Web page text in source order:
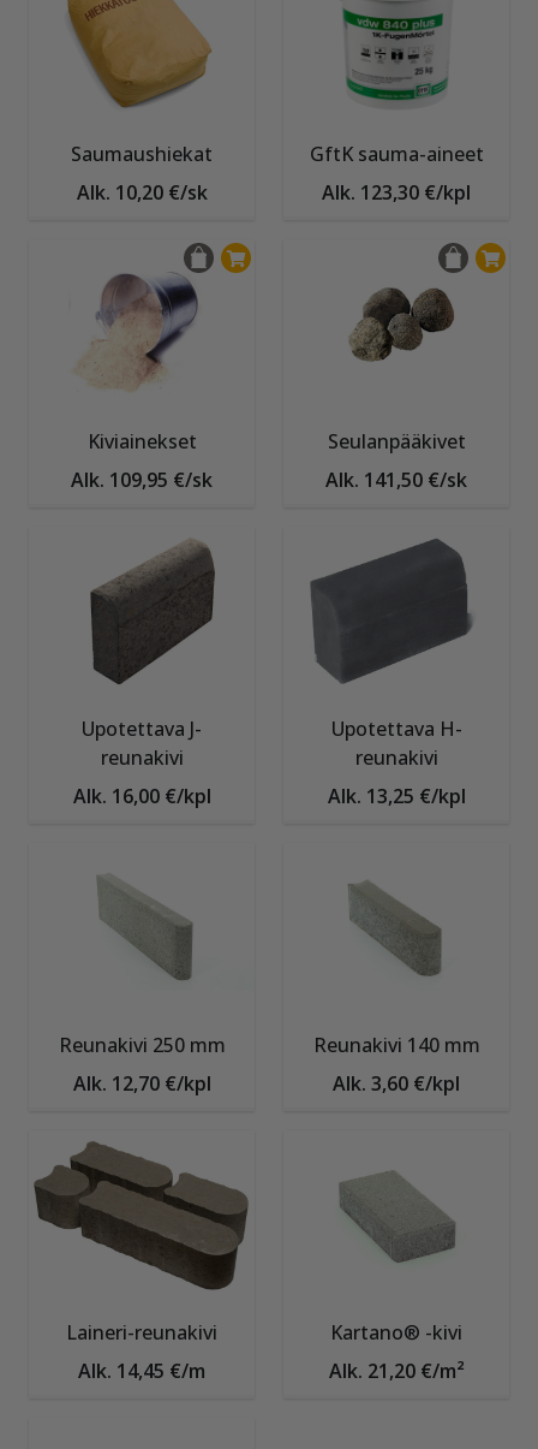
Saumaushiekat
Alk. 10,20 €/sk
GftK sauma-aineet
Alk. 123,30 €/kpl
Kiviainekset
Alk. 109,95 €/sk
Seulanpääkivet
Alk. 141,50 €/sk
Upotettava J-
reunakivi
Alk. 16,00 €/kpl
Upotettava H-
reunakivi
Alk. 13,25 €/kpl
Reunakivi 250 mm
Alk. 12,70 €/kpl
Reunakivi 140 mm
Alk. 3,60 €/kpl
Laineri-reunakivi
Alk. 14,45 €/m
Kartano® -kivi
Alk. 21,20 €/m²